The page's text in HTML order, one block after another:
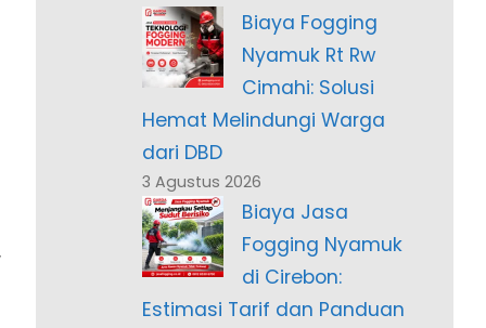
Biaya Fogging
Nyamuk Rt Rw
Cimahi: Solusi
Hemat Melindungi Warga
dari DBD
3 Agustus 2026
Biaya Jasa
Fogging Nyamuk
di Cirebon:
Estimasi Tarif dan Panduan